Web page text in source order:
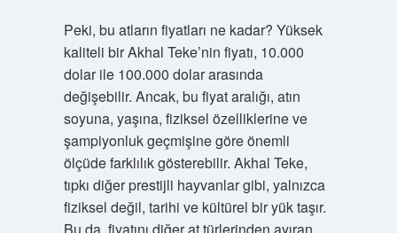
Peki, bu atların fiyatları ne kadar? Yüksek
kaliteli bir Akhal Teke’nin fiyatı, 10.000
dolar ile 100.000 dolar arasında
değişebilir. Ancak, bu fiyat aralığı, atın
soyuna, yaşına, fiziksel özelliklerine ve
şampiyonluk geçmişine göre önemli
ölçüde farklılık gösterebilir. Akhal Teke,
tıpkı diğer prestijli hayvanlar gibi, yalnızca
fiziksel değil, tarihi ve kültürel bir yük taşır.